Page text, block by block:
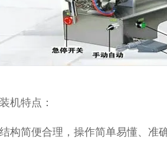
机特点：
简便合理，操作简单易懂、准确